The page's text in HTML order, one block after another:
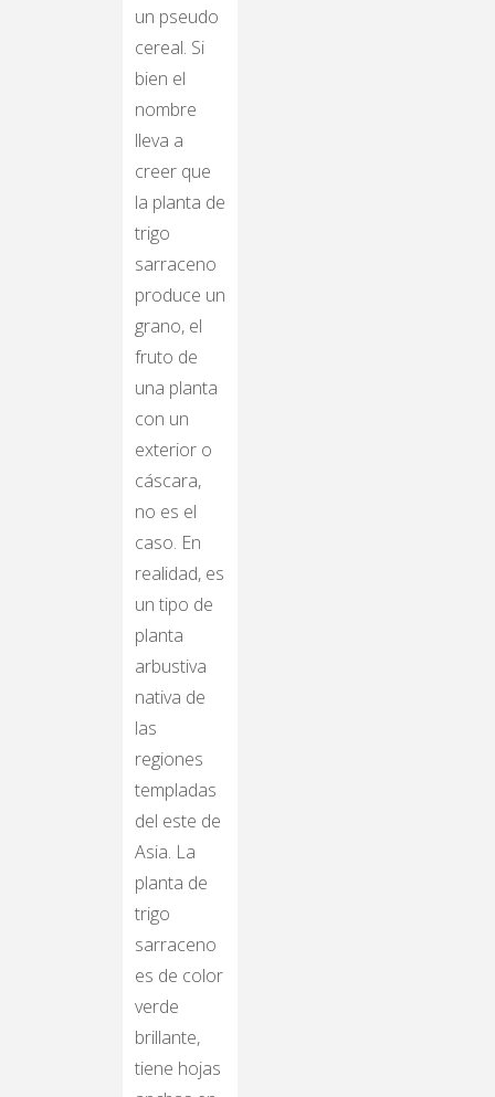
un pseudo
cereal. Si
bien el
nombre
lleva a
creer que
la planta de
trigo
sarraceno
produce un
grano, el
fruto de
una planta
con un
exterior o
cáscara,
no es el
caso. En
realidad, es
un tipo de
planta
arbustiva
nativa de
las
regiones
templadas
del este de
Asia. La
planta de
trigo
sarraceno
es de color
verde
brillante,
tiene hojas